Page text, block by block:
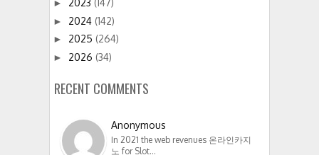
► 2023 (147)
► 2024 (142)
► 2025 (264)
► 2026 (34)
RECENT COMMENTS
Anonymous
In 2021 the web revenues 온라인카지
노 for Slot…